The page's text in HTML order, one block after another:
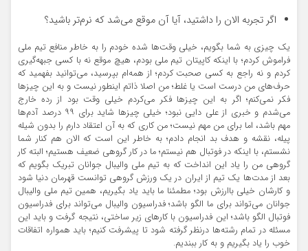
اگر تجربه الان را داشتید، آیا آن موقع می‌شد که نرم‌تر باشید؟
یک چیزی به شما بگویم، خیلی وقت‌ها شده خودم را به خاطر منافع تیم ملی
فراموش کردم؛ با اینکه کاپیتان تیم ملی بودم، هیچ موقع نه با کسی جبهه‌گیری
کردم و نه راجع به کسی صحبت کردم؛ از همه‌ام بپرسید، می‌توانید بفهمید که
حرف‌های من درست است یا غلط؛ من اصلا ذاتم اینطور نیست و به این چیزها
فکر نمی‌کنم؛ اگر به این چیزها فکر می‌کردم خیلی وقت بود از رده خارج
می‌شدم و خبری از علی دایی نبود؛ خیلی چیزها شاید برای ۹۹ درصد آدم‌ها
مهم باشد، اما برای من مهم نیست؛ من کاری که به آن اعتقاد دارم را بدون شیله
پیله، نقشه و هدف بد انجام دادم؛ به خاطر این است که الان هم کنار شما
نشستم، با اینکه در فوتبال هم نیستم؛ ما در کار گروهی ضعیف هستیم؛ البته کار
گروهی من را یاد این انداخت که به تیم ملی والیبال جوانان تبریک بگویم که
بعد از مدت‌ها یک تیم از ایران در یک ورزش گروهی توانست قهرمان دنیا شود
و کارشان خیلی باارزش بود؛ مطمئنا ما باید یاد بگیریم، همین تیم ملی والیبال
جوانان می‌تواند برای ما الگو باشد؛ فدراسیون والیبال می‌تواند برای فدراسیون
فوتبال الگو باشد؛ این فدراسیون با کارهای زیر ساختی، نتیجه گرفت و باید این
مسئله در تمام رشته‌ها درنظر گرفته شود تا پیشرفت کنیم؛ باید همواره اتفاقات
خوب را یاد بگیریم و به کار ببندیم.